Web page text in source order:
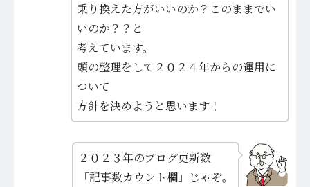
乗り換えた方がいいのか？このままでい
いのか？？と
考えています。
頭の整理をして２０２４年からの運用に
ついて
方針を決めようと思います！
２０２３年のブログ更新数
「記事数カウント欄」じゃぞ。